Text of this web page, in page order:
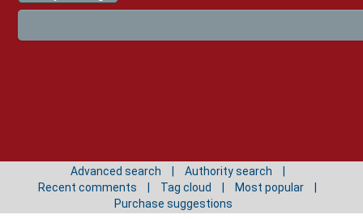
Advanced search
Authority search
Recent comments
Tag cloud
Most popular
Purchase suggestions